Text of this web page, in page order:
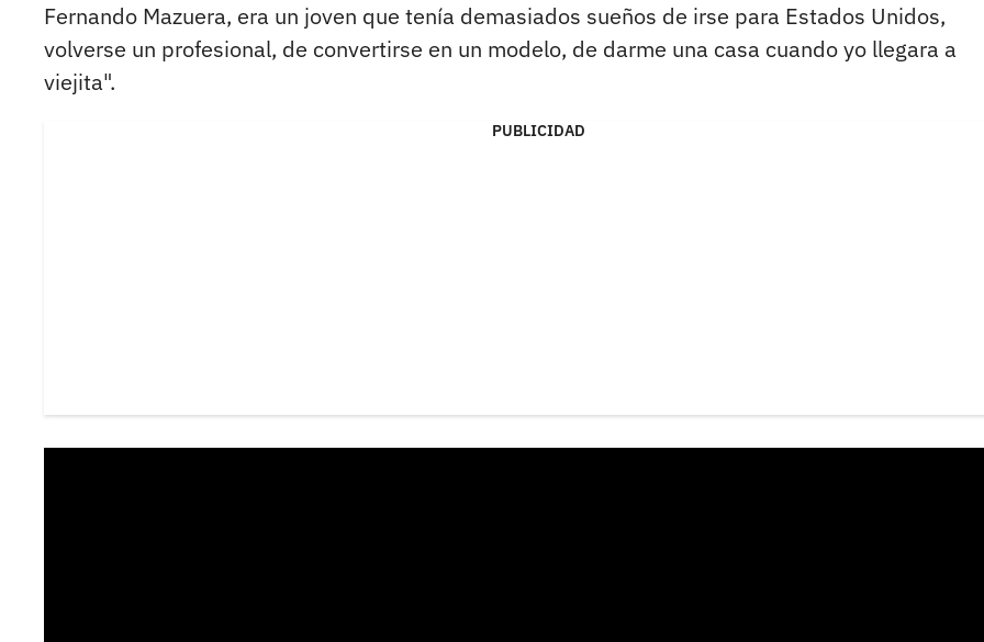
Fernando Mazuera, era un joven que tenía demasiados sueños de irse para Estados Unidos,
volverse un profesional, de convertirse en un modelo, de darme una casa cuando yo llegara a
viejita".
PUBLICIDAD